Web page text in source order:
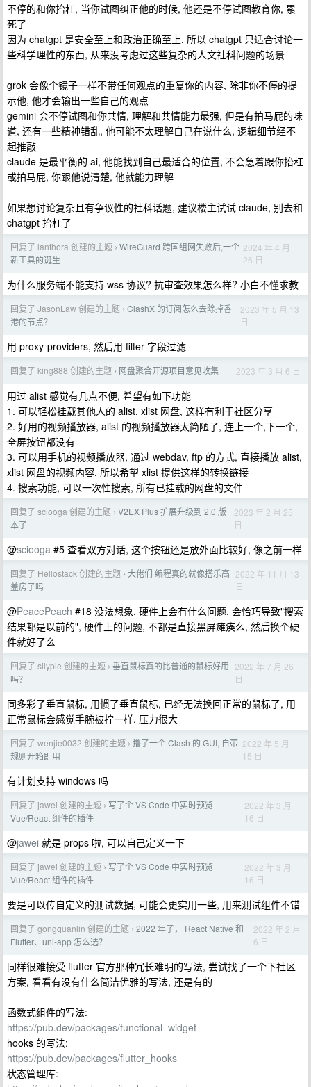
不停的和你抬杠, 当你试图纠正他的时候, 他还是不停试图教育你, 累
死了
因为 chatgpt 是安全至上和政治正确至上, 所以 chatgpt 只适合讨论一
些科学理性的东西, 从来没考虑过这些复杂的人文社科问题的场景
grok 会像个镜子一样不带任何观点的重复你的内容, 除非你不停的提
示他, 他才会输出一些自己的观点
gemini 会不停试图和你共情, 理解和共情能力最强, 但是有拍马屁的味
道, 还有一些精神错乱, 他可能不太理解自己在说什么, 逻辑细节经不
起推敲
claude 是最平衡的 ai, 他能找到自己最适合的位置, 不会急着跟你抬杠
或拍马屁, 你跟他说清楚, 他就能力理解
如果想讨论复杂且有争议性的社科话题, 建议楼主试试 claude, 别去和
chatgpt 抬杠了
回复了 lanthora 创建的主题 › WireGuard 跨国组网失败后,一个
新工具的诞生
2024 年 4 月
26 日
为什么服务端不能支持 wss 协议? 抗审查效果怎么样? 小白不懂求教
回复了 JasonLaw 创建的主题 › ClashX 的订阅怎么去除掉香
港的节点？
2023 年 5 月 13
日
用 proxy-providers, 然后用 filter 字段过滤
回复了 king888 创建的主题 › 网盘聚合开源项目意见收集 2023 年 3 月 6 日
用过 alist 感觉有几点不便, 希望有如下功能
1. 可以轻松挂载其他人的 alist, xlist 网盘, 这样有利于社区分享
2. 好用的视频播放器, alist 的视频播放器太简陋了, 连上一个,下一个,
全屏按钮都没有
3. 可以用手机的视频播放器, 通过 webdav, ftp 的方式, 直接播放 alist,
xlist 网盘的视频内容, 所以希望 xlist 提供这样的转换链接
4. 搜索功能, 可以一次性搜索, 所有已挂载的网盘的文件
回复了 sciooga 创建的主题 › V2EX Plus 扩展升级到 2.0 版
本了
2023 年 2 月 25
日
@sciooga #5 查看双方对话, 这个按钮还是放外面比较好, 像之前一样
回复了 Hellostack 创建的主题 › 大佬们 编程真的就像搭乐高
盖房子吗
2022 年 11 月 13
日
@PeacePeach #18 没法想象, 硬件上会有什么问题, 会恰巧导致"搜索
结果都是以前的", 硬件上的问题, 不都是直接黑屏瘫痪么, 然后换个硬
件就好了么
回复了 silypie 创建的主题 › 垂直鼠标真的比普通的鼠标好用
吗？
2022 年 7 月 26
日
同多彩了垂直鼠标, 用惯了垂直鼠标, 已经无法换回正常的鼠标了, 用
正常鼠标会感觉手腕被拧一样, 压力很大
回复了 wenjie0032 创建的主题 › 撸了一个 Clash 的 GUI, 自带
规则开箱即用
2022 年 5 月
15 日
有计划支持 windows 吗
回复了 jawei 创建的主题 › 写了个 VS Code 中实时预览
Vue/React 组件的插件
2022 年 3 月
16 日
@jawei 就是 props 啦, 可以自己定义一下
回复了 jawei 创建的主题 › 写了个 VS Code 中实时预览
Vue/React 组件的插件
2022 年 3 月
16 日
要是可以传自定义的测试数据, 可能会更实用一些, 用来测试组件不错
回复了 gongquanlin 创建的主题 › 2022 年了， React Native 和
Flutter、uni-app 怎么选？
2022 年 2 月
6 日
同样很难接受 flutter 官方那种冗长难明的写法, 尝试找了一个下社区
方案, 看看有没有什么简洁优雅的写法, 还是有的
函数式组件的写法:
https://pub.dev/packages/functional_widget
hooks 的写法:
https://pub.dev/packages/flutter_hooks
状态管理库: